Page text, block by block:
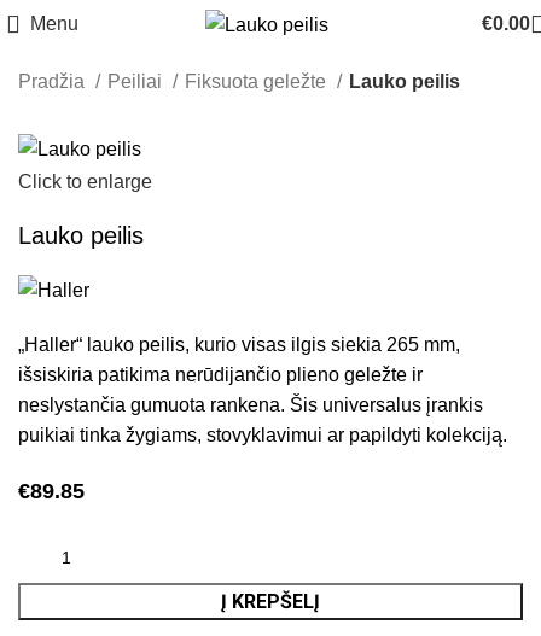
Menu €0.00
Pradžia Peiliai Fiksuota geležte Lauko peilis
Click to enlarge
Lauko peilis
„Haller“ lauko peilis, kurio visas ilgis siekia 265 mm,
išsiskiria patikima nerūdijančio plieno geležte ir
neslystančia gumuota rankena. Šis universalus įrankis
puikiai tinka žygiams, stovyklavimui ar papildyti kolekciją.
€89.85
Į KREPŠELĮ